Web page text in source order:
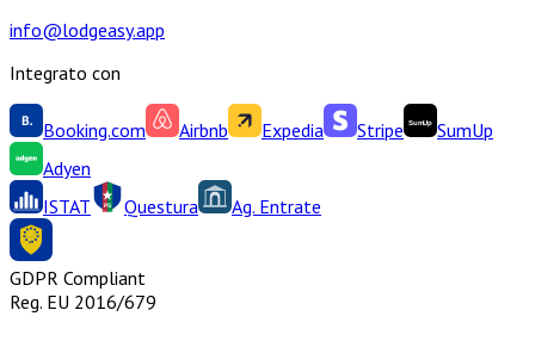
info@lodgeasy.app
Integrato con
Booking.com Airbnb Expedia Stripe
SumUp
Adyen
ISTAT
Questura Ag. Entrate
GDPR Compliant
Reg. EU 2016/679